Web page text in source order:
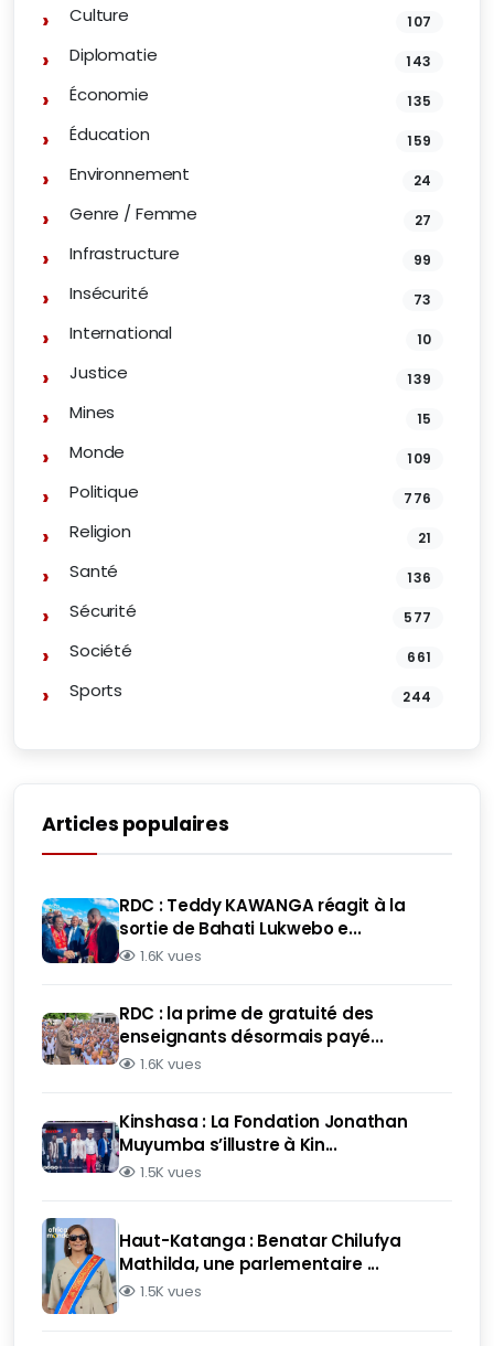
Culture 107
Diplomatie 143
Économie 135
Éducation 159
Environnement 24
Genre / Femme 27
Infrastructure 99
Insécurité 73
International 10
Justice 139
Mines 15
Monde 109
Politique 776
Religion 21
Santé 136
Sécurité 577
Société 661
Sports 244
Articles populaires
RDC : Teddy KAWANGA réagit à la
sortie de Bahati Lukwebo e...
1.6K vues
RDC : la prime de gratuité des
enseignants désormais payé...
1.6K vues
Kinshasa : La Fondation Jonathan
Muyumba s’illustre à Kin...
1.5K vues
Haut-Katanga : Benatar Chilufya
Mathilda, une parlementaire ...
1.5K vues